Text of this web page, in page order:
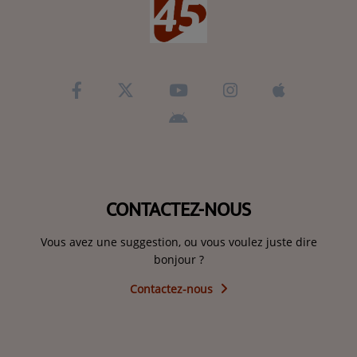
CONTACTEZ-NOUS
Vous avez une suggestion, ou vous voulez juste dire
bonjour ?
Contactez-nous